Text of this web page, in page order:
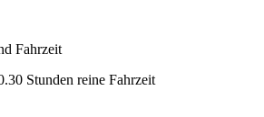
Fahrzeit
Stunden reine Fahrzeit